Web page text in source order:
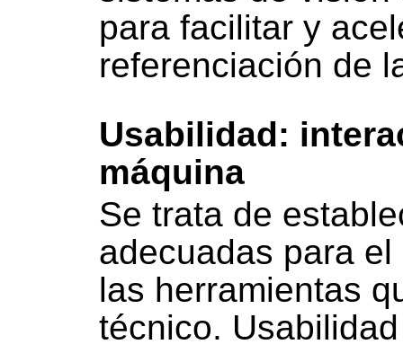
para facilitar y
referenciación de
Usabilidad:
máquina
Se trata de
adecuadas para
las herramientas
técnico.